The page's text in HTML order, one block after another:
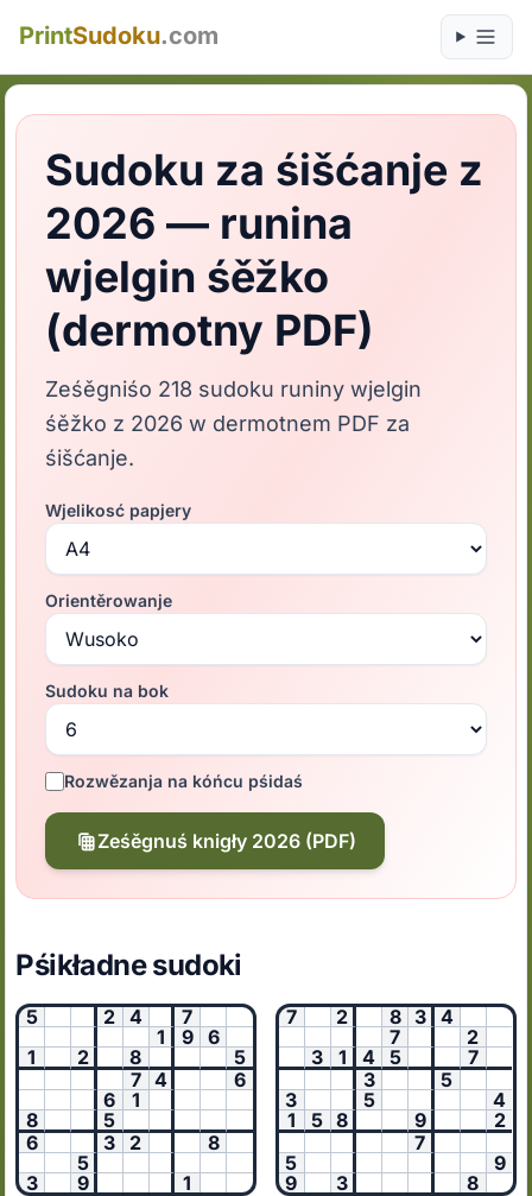
PrintSudoku.com
Sudoku za śišćanje z
2026 — runina
wjelgin śěžko
(dermotny PDF)
Ześěgniśo 218 sudoku runiny wjelgin
śěžko z 2026 w dermotnem PDF za
śišćanje.
Wjelikosć papjery
Orientěrowanje
Sudoku na bok
Rozwězanja na kóńcu pśidaś
Ześěgnuś knigły 2026 (PDF)
Pśikładne sudoki
5 2 4
7
1
9
6
1
2 8
5
7 4
6
6
1
8
5
6
3 2
8
5
3
9 1
7 2 8 3
4
7
2
3
1 4 5
7
3
5
3
5
4
1
5 8 9
2
7
5
9
9
3
8